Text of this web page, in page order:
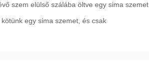
szem elülső szálába öltve egy sima szemet
egy sima szemet, és csak